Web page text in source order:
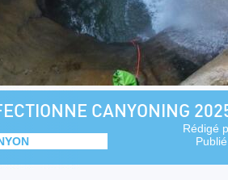
CANYONING
Rédigé